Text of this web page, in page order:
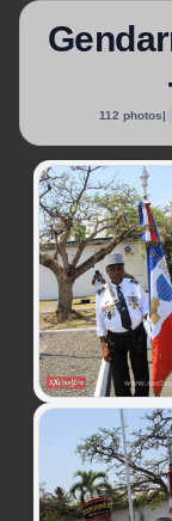
112 photos|